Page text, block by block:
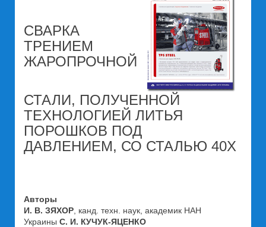
СВАРКА
ТРЕНИЕМ
ЖАРОПРОЧНОЙ
СТАЛИ, ПОЛУЧЕННОЙ
ТЕХНОЛОГИЕЙ ЛИТЬЯ
ПОРОШКОВ ПОД
ДАВЛЕНИЕМ, СО СТАЛЬЮ 40Х
Авторы
И. В. ЗЯХОР , канд. техн. наук, академик НАН
Украины С. И. КУЧУК-ЯЦЕНКО